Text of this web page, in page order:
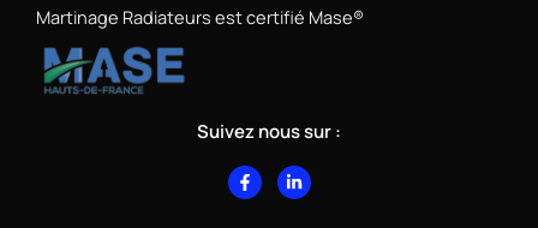
Martinage Radiateurs est certifié Mase®
Suivez nous sur :
F
a
c
L
i
n